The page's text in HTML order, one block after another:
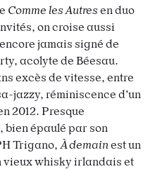
Comme les Autres en duo
on croise aussi
jamais signé de
acolyte de Béesau.
excès de vitesse, entre
jazzy, réminiscence d’un
2012. Presque
bien épaulé par son
Trigano, À demainest un
vieux whisky irlandais et